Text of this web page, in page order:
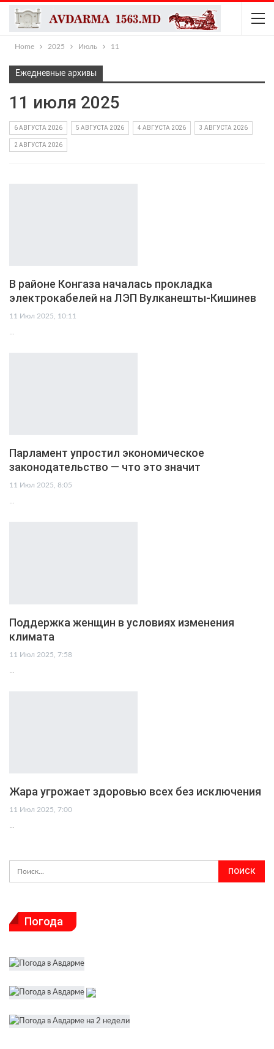
Home 2025 Июль 11
Ежедневные архивы
11 июля 2025
6 АВГУСТА 2026 5 АВГУСТА 2026 4 АВГУСТА 2026 3 АВГУСТА 2026
2 АВГУСТА 2026
В районе Конгаза началась прокладка
электрокабелей на ЛЭП Вулканешты-Кишинев
11 Июл 2025, 10:11
…
Парламент упростил экономическое
законодательство — что это значит
11 Июл 2025, 8:05
…
Поддержка женщин в условиях изменения
климата
11 Июл 2025, 7:58
Жара угрожает здоровью всех без исключения
11 Июл 2025, 7:00
…
Погода